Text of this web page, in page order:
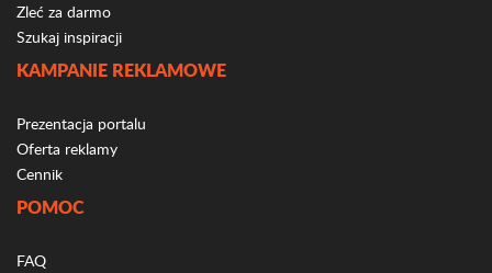
Zleć za darmo
Szukaj inspiracji
KAMPANIE REKLAMOWE
Prezentacja portalu
Oferta reklamy
Cennik
POMOC
FAQ